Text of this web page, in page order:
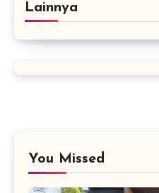
Lainnya
You Missed